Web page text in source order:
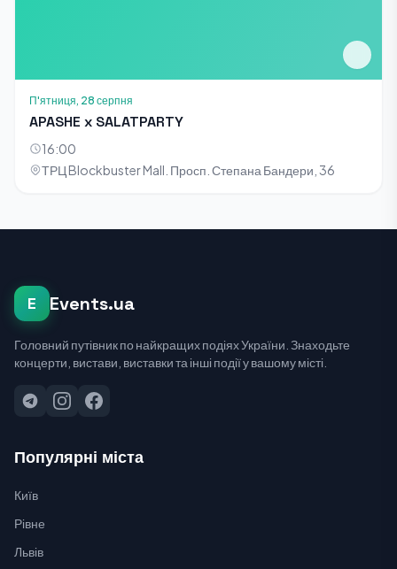
П'ятниця, 28 серпня
APASHE x SALATPARTY
16:00
ТРЦ Blockbuster Mall. Просп. Степана Бандери, 36
E Events.ua
Головний путівник по найкращих подіях України. Знаходьте
концерти, вистави, виставки та інші події у вашому місті.
Популярні міста
Київ
Рівне
Львів